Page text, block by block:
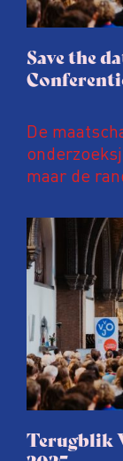
Save the
De
maar de
kwetsbaar.
en urgente
Terugblik